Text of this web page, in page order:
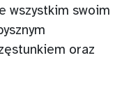
wszystkim swoim
oraz